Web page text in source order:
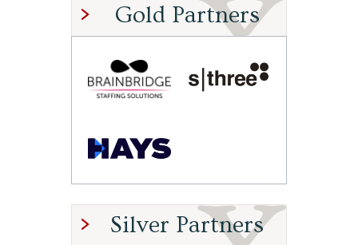
Gold Partners
Silver Partners